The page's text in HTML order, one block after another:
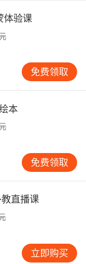
达到23分钟，超
系同样关键。
：新教师需完成
儿童心理学、第
通过虚拟教研室
斯坦福大学教育
过系统培训的外
，学员参与度提
评估制度。除学
随机抽查20%的
式、互动频率等
年数据显示，
到4.87分（满分5
确性两项指标连
赋能：科技驱动
重塑英语学习方
系统，通过
状态，当检测到
互动游戏环节。
表明，这种动态
体验课
免费领取
本
免费领取
直播课
立即购买